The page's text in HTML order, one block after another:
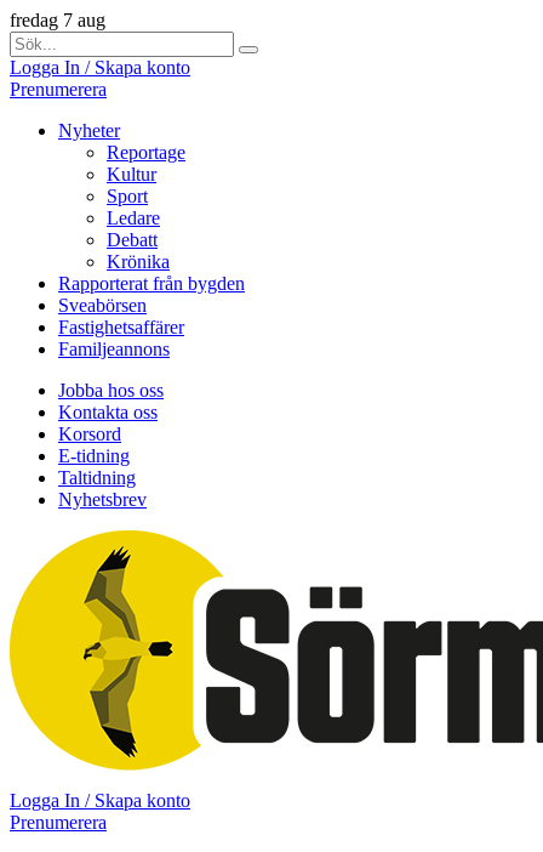
fredag 7 aug
Logga In / Skapa konto
Prenumerera
Nyheter
Reportage
Kultur
Sport
Ledare
Debatt
Krönika
Rapporterat från bygden
Sveabörsen
Fastighetsaffärer
Familjeannons
Jobba hos oss
Kontakta oss
Korsord
E-tidning
Taltidning
Nyhetsbrev
Logga In / Skapa konto
Prenumerera